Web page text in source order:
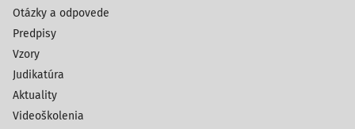
Otázky a odpovede
Predpisy
Vzory
Judikatúra
Aktuality
Videoškolenia